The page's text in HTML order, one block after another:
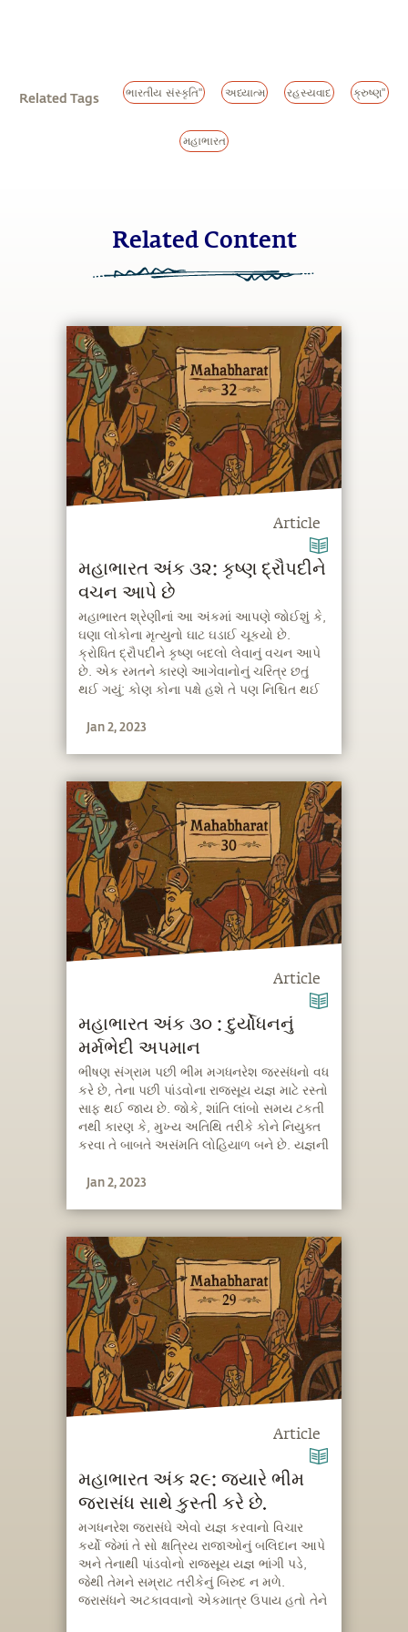
Related Tags ભારતીય સંસ્કૃતિ" અધ્યાત્મ રહસ્યવાદ ક્રુષ્ણ"
મહાભારત
Related Content
Article
મહાભારત અંક ૩૨: કૃષ્ણ દ્રૌપદીને
વચન આપે છે
મહાભારત શ્રેણીનાં આ અંકમાં આપણે જોઈશું કે,
ઘણા લોકોના મૃત્યુનો ઘાટ ઘડાઈ ચૂકયો છે.
ક્રોધિત દ્રૌપદીને કૃષ્ણ બદલો લેવાનું વચન આપે
છે. એક રમતને કારણે આગેવાનોનું ચરિત્ર છતું
થઈ ગયું; કોણ કોના પક્ષે હશે તે પણ નિશ્ચિત થઈ
થવાનું જ હતું તેની પૂર્વસંધ્યાની ઝલક બતાવી
Jan 2, 2023
Article
મહાભારત અંક ૩૦ : દુર્યોધનનું
મર્મભેદી અપમાન
ભીષણ સંગ્રામ પછી ભીમ મગધનરેશ જરસંધનો વધ
કરે છે, તેના પછી પાંડવોના રાજસૂય યજ્ઞ માટે રસ્તો
સાફ થઈ જાય છે. જોકે, શાંતિ લાંબો સમય ટકતી
નથી કારણ કે, મુખ્ય અતિથિ તરીકે કોને નિયુક્ત
કરવા તે બાબતે અસંમતિ લોહિયાળ બને છે. યજ્ઞની
કારણે એક ખોટું પગલું ભરે છે અને તેને
Jan 2, 2023
Article
મહાભારત અંક ૨૯: જ્યારે ભીમ
જરાસંધ સાથે કુસ્તી કરે છે.
મગધનરેશ જરાસંઘે એવો યજ્ઞ કરવાનો વિચાર
કર્યો જેમાં તે સો ક્ષત્રિય રાજાઓનું બલિદાન આપે
અને તેનાથી પાંડવોનો રાજસૂય યજ્ઞ ભાંગી પડે,
જેથી તેમને સમ્રાટ તરીકેનું બિરુદ ન મળે.
જરાસંધને અટકાવવાનો એકમાત્ર ઉપાય હતો તેને